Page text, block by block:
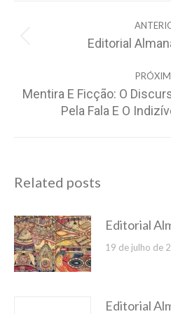
Editorial
Mentira E Ficção: O
Pela Fala E O
Related posts
Editorial
19 de julho de
Editorial